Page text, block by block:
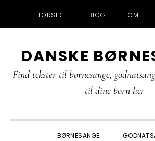
FORSIDE BLOG OM
direkte
til
indhold
direkte
til
direkte
til
DANSKE
Find tekster til børnesange,
til dine børn her
BØRNESANGE